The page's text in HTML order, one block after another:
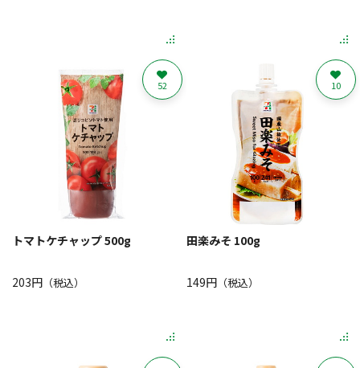
トマトケチャップ 500g
203円 （税込）
52
田楽みそ 100g
149円（税込）
10